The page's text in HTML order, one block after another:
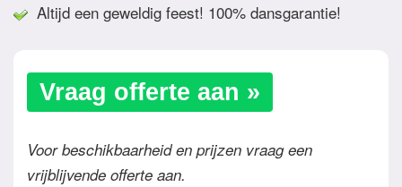
Altijd een geweldig feest! 100% dansgarantie!
Vraag offerte aan »
Voor beschikbaarheid en prijzen vraag een
vrijblijvende offerte aan.